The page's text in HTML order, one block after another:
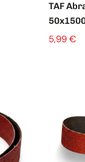
TAF
5,99 €